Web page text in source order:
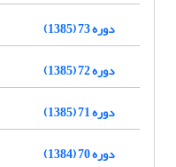
دوره 73 (1385)
دوره 72 (1385)
دوره 71 (1385)
دوره 70 (1384)